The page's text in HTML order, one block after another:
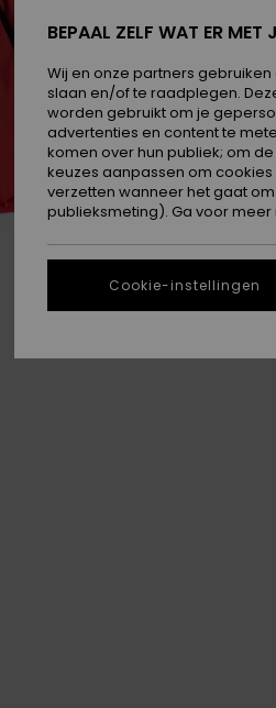
BEPAAL ZELF WAT ER MET
Wij en onze partners
slaan en/of te raadplegen.
worden gebruikt om je
advertenties en content te
komen over hun publiek; om
keuzes aanpassen om
verzetten wanneer het gaat
publieksmeting). Ga voor
Cookie-instellingen